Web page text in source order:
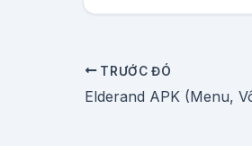
TRƯỚC ĐÓ
Elderand APK (Menu,